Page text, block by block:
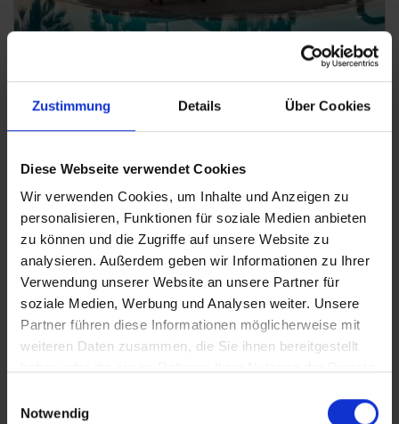
Zustimmung Details Über Cookies
Diese Webseite verwendet Cookies
Wir verwenden Cookies, um Inhalte und Anzeigen zu
personalisieren, Funktionen für soziale Medien anbieten
zu können und die Zugriffe auf unsere Website zu
analysieren. Außerdem geben wir Informationen zu Ihrer
Verwendung unserer Website an unsere Partner für
soziale Medien, Werbung und Analysen weiter. Unsere
Partner führen diese Informationen möglicherweise mit
weiteren Daten zusammen, die Sie ihnen bereitgestellt
Notwendig
MAYIA EXCLUSIVE RESORT & SPA